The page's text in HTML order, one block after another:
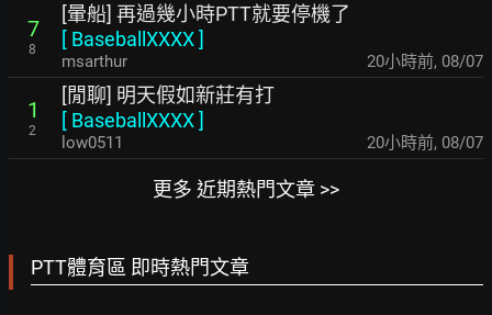
7
8
[暈船] 再過幾小時PTT就要停機了
[ BaseballXXXX]
msarthur 20小時前, 08/07
1
2
[閒聊] 明天假如新莊有打
[ BaseballXXXX]
low0511 20小時前, 08/07
更多 近期熱門文章 >>
PTT體育區 即時熱門文章